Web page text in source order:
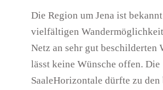
Die Region um Jena ist
vielfältigen
Netz an sehr gut beschilderten
lässt keine Wünsche offen. Die
SaaleHorizontale dürfte zu den